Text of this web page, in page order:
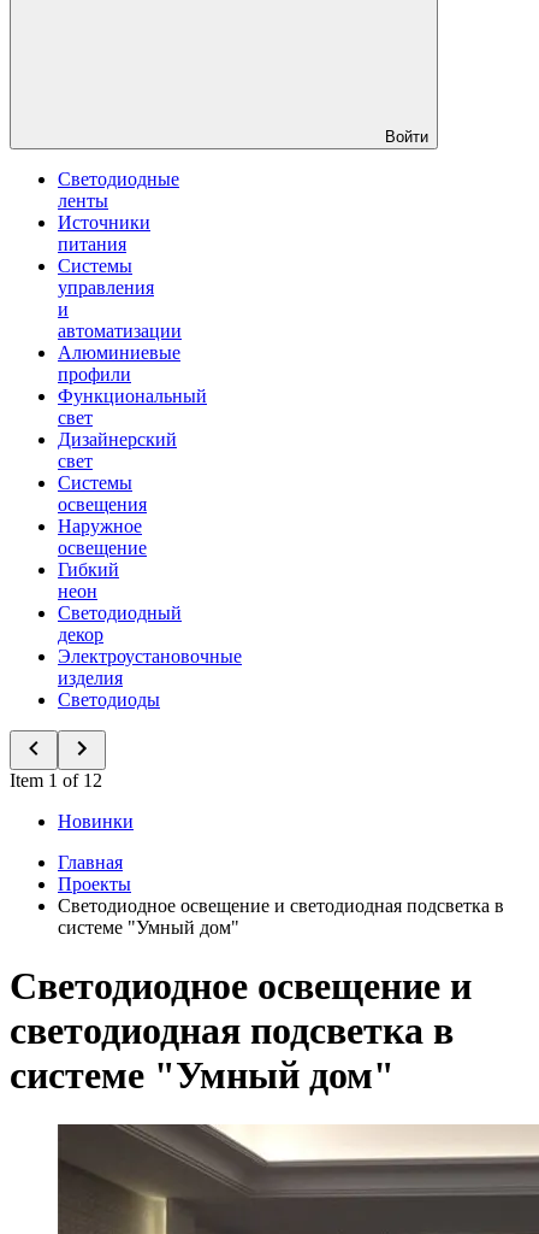
Войти
Светодиодные
ленты
Источники
питания
Системы
управления
и
автоматизации
Алюминиевые
профили
Функциональный
свет
Дизайнерский
свет
Системы
освещения
Наружное
освещение
Гибкий
неон
Светодиодный
декор
Электроустановочные
изделия
Светодиоды
Item 1 of 12
Новинки
Главная
Проекты
Светодиодное освещение и светодиодная подсветка в
системе "Умный дом"
Светодиодное освещение и
светодиодная подсветка в
системе "Умный дом"